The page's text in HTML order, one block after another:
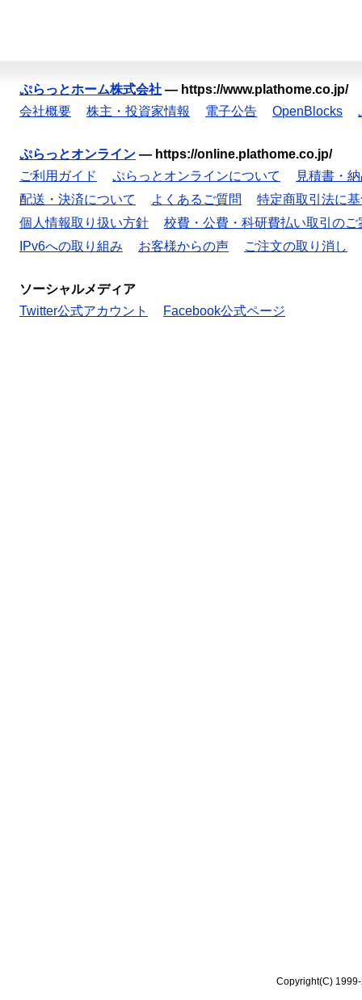
ぷらっとホーム株式会社 — https://www.plathome.co.jp/
会社概要
株主・投資家情報 電子公告 OpenBlocks
ぷらっとオンライン — https://online.plathome.co.jp/
ご利用ガイド
ぷらっとオンラインについて
見積書・
配送・決済について
よくあるご質問
特定商取引法に
個人情報取り扱い方針
校費・公費・科研費払い取引のご
IPv6への取り組み
お客様からの声 ご注文の取り消し
ソーシャルメディア
Twitter公式アカウント
Facebook公式ページ
Copyright(C)